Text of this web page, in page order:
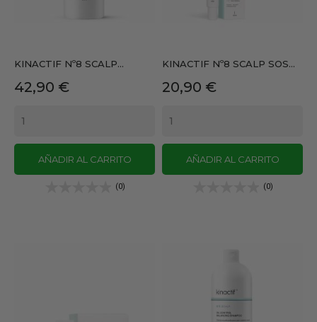
KINACTIF Nº8 SCALP...
Precio
42,90 €
AÑADIR AL CARRITO
(0)
KINACTIF Nº8 SCALP SOS...
Precio
20,90 €
AÑADIR AL CARRITO
(0)